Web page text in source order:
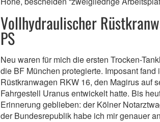
Vollhydraulischer
PS
Neu waren für mich die ersten Trocken-
die BF München protegierte. Imposant
Rüstkranwagen RKW 16, den Magirus auf
Fahrgestell Uranus entwickelt hatte. Bis
Erinnerung geblieben: der Kölner
der Bundesrepublik habe ich mir genauer